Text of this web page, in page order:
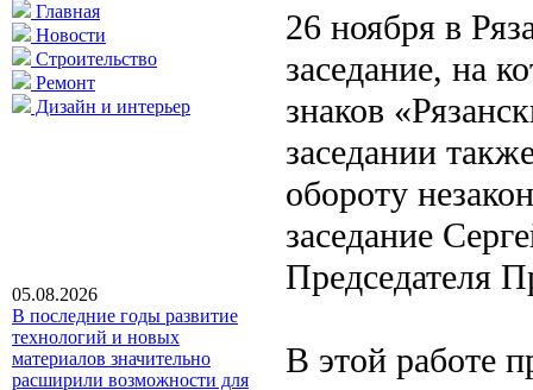
Главная
Новости
Строительство
Ремонт
Дизайн и интерьер
05.08.2026
В последние годы развитие
технологий и новых
материалов значительно
расширили возможности для
26 ноября в
заседание, на
знаков
заседании
обороту
заседание
Председателя
В этой работе